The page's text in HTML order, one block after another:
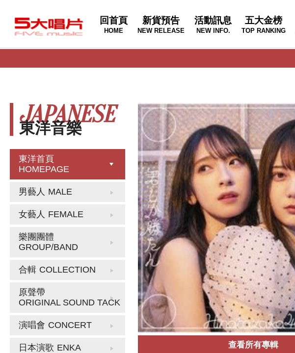
回首頁
HOME
新貨預告
NEW RELEASE
活動訊息
NEW INFO.
五大金榜
TOP RANKING
東洋音樂
JAPANESE
東洋首頁
HOMEPAGE
男藝人 MALE
女藝人 FEMALE
樂團團體
GROUP/BAND
合輯 COLLECTION
原聲帶
ORIGINAL SOUND TACK
演唱會 CONCERT
日本演歌 ENKA 查看所有專輯